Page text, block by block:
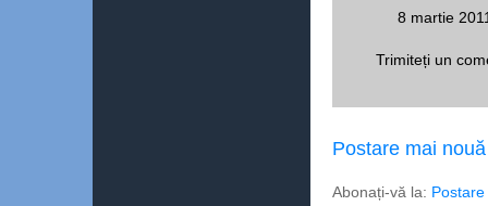
8 martie
Trimiteți un
Postare mai nouă
Abonați-vă la: